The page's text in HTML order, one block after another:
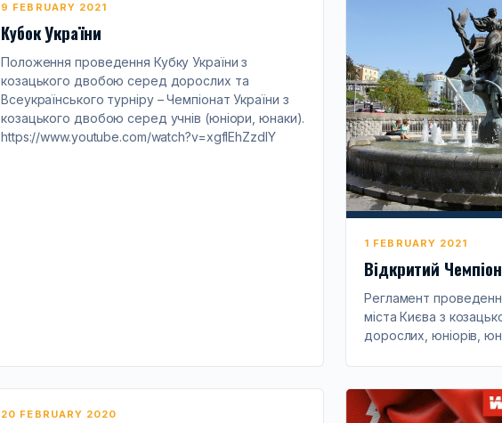
9 FEBRUARY 2021
Кубок України
Положення проведення Кубку України з
козацького двобою серед дорослих та
Всеукраїнського турніру – Чемпіонат України з
козацького двобою серед учнiв (юніори, юнаки).
https://www.youtube.com/watch?v=xgflEhZzdlY
1 FEBRUARY 2021
Відкритий
Регламент
міста Києва з
дорослих, юніорів,
20 FEBRUARY 2020